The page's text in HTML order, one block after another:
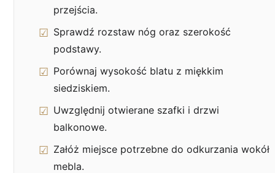
przejścia.
Sprawdź rozstaw nóg oraz szerokość
podstawy.
Porównaj wysokość blatu z miękkim
siedziskiem.
Uwzględnij otwierane szafki i drzwi
balkonowe.
Załóż miejsce potrzebne do odkurzania wokół
mebla.